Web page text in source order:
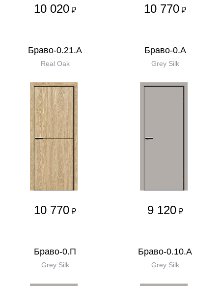
10 020 ₽ 10 770 ₽
Браво-0.21.А
Real Oak
10 770 ₽
Браво-0.А
Grey Silk
9 120 ₽
Браво-0.П
Grey Silk
Браво-0.10.А
Grey Silk